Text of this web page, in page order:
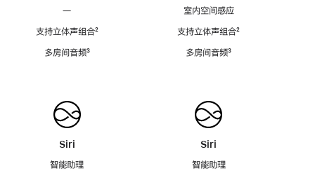
—
支持立体声组合脚
²
多房间音频脚
³
Siri
智能助理
室内空间感应
支持立体声组合脚
²
多房间音频脚
³
Siri
智能助理